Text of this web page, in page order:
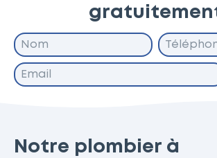
Notre plombier à